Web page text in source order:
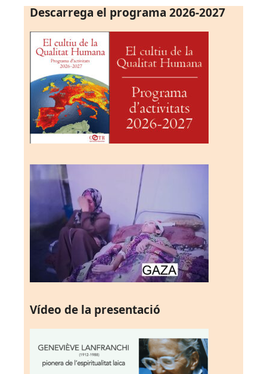
Descarrega el programa 2026-2027
Vídeo de la presentació